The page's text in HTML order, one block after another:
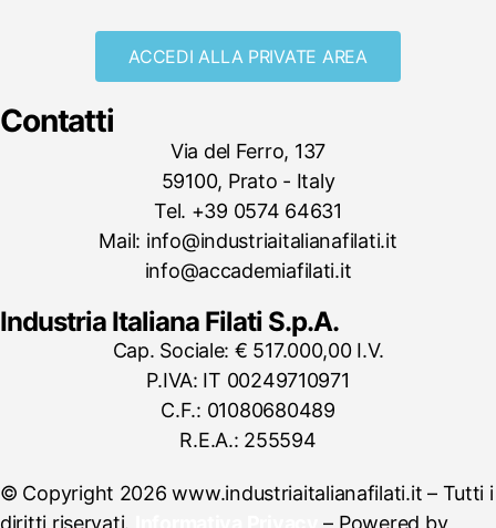
ACCEDI ALLA PRIVATE AREA
Contatti
Via del Ferro, 137
59100, Prato - Italy
Tel. +39 0574 64631
Mail: info@industriaitalianafilati.it
info@accademiafilati.it
Industria Italiana Filati S.p.A.
Cap. Sociale: € 517.000,00 I.V.
P.IVA: IT 00249710971
C.F.: 01080680489
R.E.A.: 255594
© Copyright 2026 www.industriaitalianafilati.it – Tutti i
diritti riservati.
– Powered by